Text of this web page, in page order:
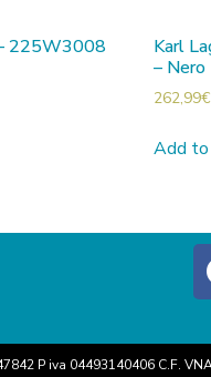
225W3008
Karl
– Nero
262,99€
Add
P iva 04493140406 C.F.